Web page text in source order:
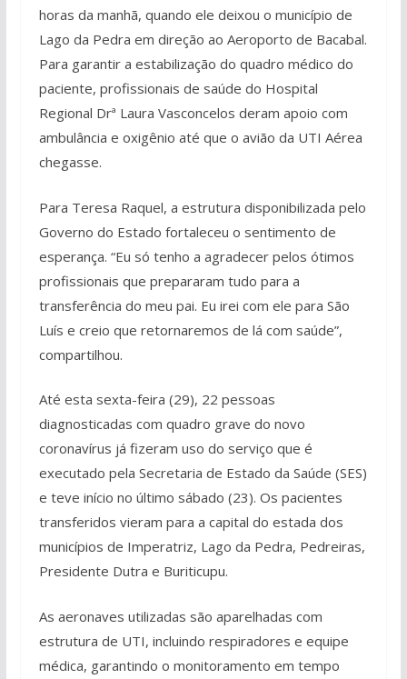
horas da manhã, quando ele deixou o município de
Lago da Pedra em direção ao Aeroporto de Bacabal.
Para garantir a estabilização do quadro médico do
paciente, profissionais de saúde do Hospital
Regional Drª Laura Vasconcelos deram apoio com
ambulância e oxigênio até que o avião da UTI Aérea
chegasse.
Para Teresa Raquel, a estrutura disponibilizada pelo
Governo do Estado fortaleceu o sentimento de
esperança. “Eu só tenho a agradecer pelos ótimos
profissionais que prepararam tudo para a
transferência do meu pai. Eu irei com ele para São
Luís e creio que retornaremos de lá com saúde”,
compartilhou.
Até esta sexta-feira (29), 22 pessoas
diagnosticadas com quadro grave do novo
coronavírus já fizeram uso do serviço que é
executado pela Secretaria de Estado da Saúde (SES)
e teve início no último sábado (23). Os pacientes
transferidos vieram para a capital do estada dos
municípios de Imperatriz, Lago da Pedra, Pedreiras,
Presidente Dutra e Buriticupu.
As aeronaves utilizadas são aparelhadas com
estrutura de UTI, incluindo respiradores e equipe
médica, garantindo o monitoramento em tempo